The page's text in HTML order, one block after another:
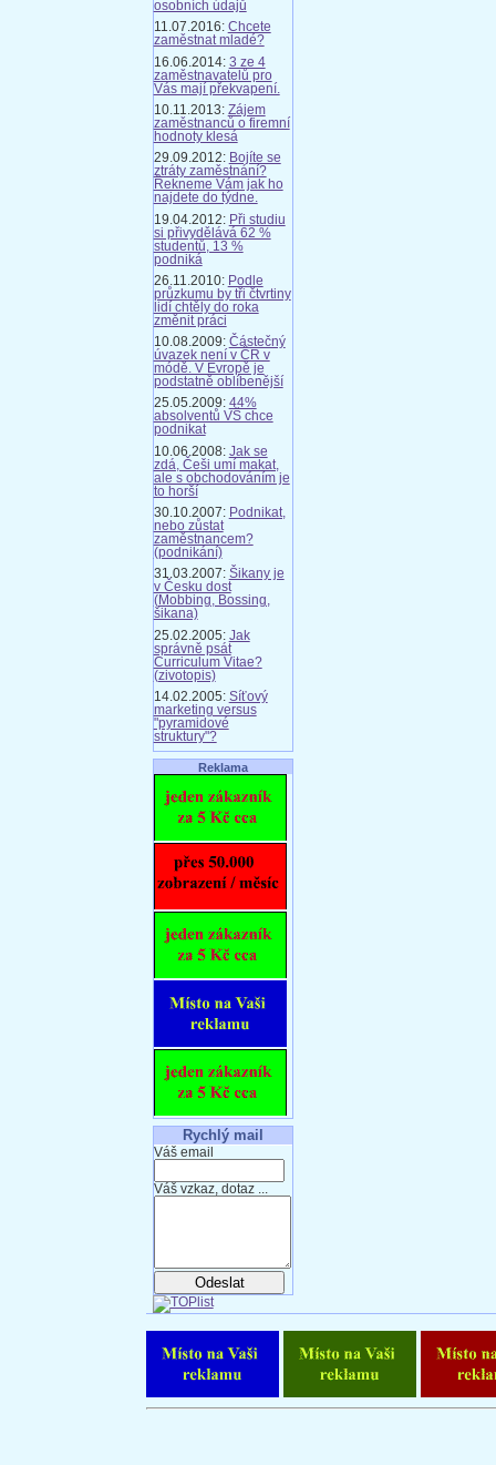
osobních údajů
11.07.2016: Chcete
zaměstnat mladé?
16.06.2014: 3 ze 4
zaměstnavatelů pro
Vás mají překvapení.
10.11.2013: Zájem
zaměstnanců o firemní
hodnoty klesá
29.09.2012: Bojíte se
ztráty zaměstnání?
Řekneme Vám jak ho
najdete do týdne.
19.04.2012: Při studiu
si přivydělává 62 %
studentů, 13 %
podniká
26.11.2010: Podle
průzkumu by tři čtvrtiny
lidí chtěly do roka
změnit práci
10.08.2009: Částečný
úvazek není v ČR v
módě. V Evropě je
podstatně oblíbenější
25.05.2009: 44%
absolventů VŠ chce
podnikat
10.06.2008: Jak se
zdá, Češi umí makat,
ale s obchodováním je
to horší
30.10.2007: Podnikat,
nebo zůstat
zaměstnancem?
(podnikání)
31.03.2007: Šikany je
v Česku dost
(Mobbing, Bossing,
šikana)
25.02.2005: Jak
správně psát
Curriculum Vitae?
(zivotopis)
14.02.2005: Síťový
marketing versus
"pyramidové
struktury"?
Reklama
Rychlý mail
Váš email
Váš vzkaz, dotaz ...